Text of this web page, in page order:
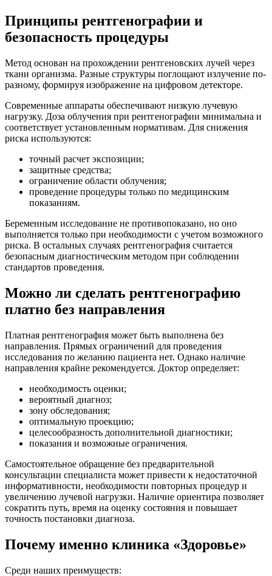
Принципы рентгенографии и
безопасность процедуры
Метод основан на прохождении рентгеновских лучей через
ткани организма. Разные структуры поглощают излучение по-
разному, формируя изображение на цифровом детекторе.
Современные аппараты обеспечивают низкую лучевую
нагрузку. Доза облучения при рентгенографии минимальна и
соответствует установленным нормативам. Для снижения
риска используются:
точный расчет экспозиции;
защитные средства;
ограничение области облучения;
проведение процедуры только по медицинским
показаниям.
Беременным исследование не противопоказано, но оно
выполняется только при необходимости с учетом возможного
риска. В остальных случаях рентгенография считается
безопасным диагностическим методом при соблюдении
стандартов проведения.
Можно ли сделать рентгенографию
платно без направления
Платная рентгенография может быть выполнена без
направления. Прямых ограничений для проведения
исследования по желанию пациента нет. Однако наличие
направления крайне рекомендуется. Доктор определяет:
необходимость оценки;
вероятный диагноз;
зону обследования;
оптимальную проекцию;
целесообразность дополнительной диагностики;
показания и возможные ограничения.
Самостоятельное обращение без предварительной
консультации специалиста может привести к недостаточной
информативности, необходимости повторных процедур и
увеличению лучевой нагрузки. Наличие ориентира позволяет
сократить путь, время на оценку состояния и повышает
точность постановки диагноза.
Почему именно клиника «Здоровье»
Среди наших преимуществ: